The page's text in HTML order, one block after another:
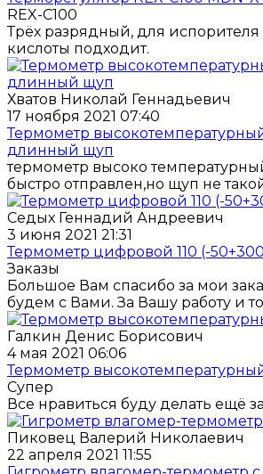
REX-C100
Трёх разрядный, для
кислоты подходит.
Хватов Николай Геннадьевич
17 ноября 2021 07:40
Термометр
длинный щуп
термометр высоко
быстро отправлен,но щуп не
Седых Геннадий Андреевич
3 июня 2021 21:31
Термометр цифровой 110 (-
Заказы
Большое Вам спасибо за мои
будем с Вами. За Вашу работу и
Галкин Денис Борисович
4 мая 2021 06:06
Термометр
Супер
Все нравиться буду делать ещё
Пиковец Валерий Николаевич
22 апреля 2021 11:55